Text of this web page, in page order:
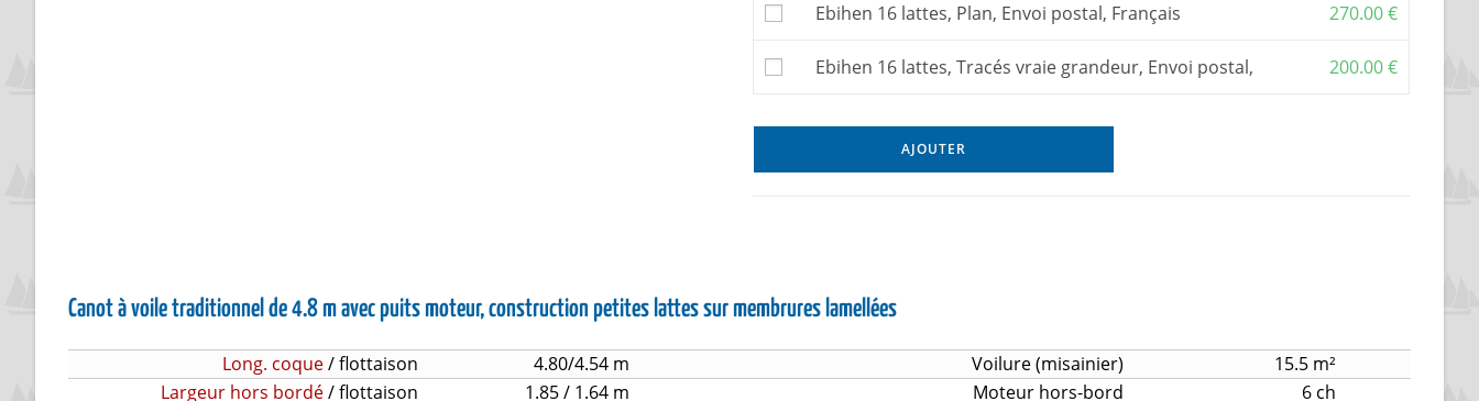
Ebihen 16 lattes, Plan, Envoi postal, Français 270.00€
Ebihen 16 lattes, Tracés vraie grandeur, Envoi postal, 200.00€
AJOUTER
Canot à voile traditionnel de 4.8 m avec puits moteur, construction petites lattes sur membrures lamellées
Long. coque/ flottaison 4.80/4.54 m Voilure (misainier)
15.5 m²
Largeur hors bordé/ flottaison 1.85 / 1.64 m Moteur hors-bord
6 ch